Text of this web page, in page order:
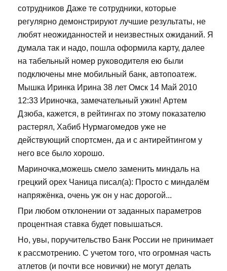
сотрудников Даже те сотрудники, которые
регулярно демонстрируют лучшие результаты, не
любят неожиданностей и неизвестных ожиданий. Я
думала так и надо, пошла оформила карту, далее
на табельный номер руководителя ею были
подключены мне мобильный банк, автопоатеж.
Мышка Иринка Ирина 38 лет Омск 14 Май 2010
12:33 Ириночка, замечательный ужин! Артем
Дзюба, кажется, в рейтингах по этому показателю
растерял, Хабиб Нурмагомедов уже не
действующий спортсмен, да и с антирейтингом у
него все было хорошо.
Мариночка,можешь смело заменить миндаль на
грецкий орех Чаница писал(а): Просто с миндалём
напряжёнка, очень уж он у нас дорогой...
При любом отклонении от заданных параметров
процентная ставка будет повышаться.
Но, увы, поручительство Банк России не принимает
к рассмотрению. С учетом того, что огромная часть
атлетов (и почти все новички) не могут делать